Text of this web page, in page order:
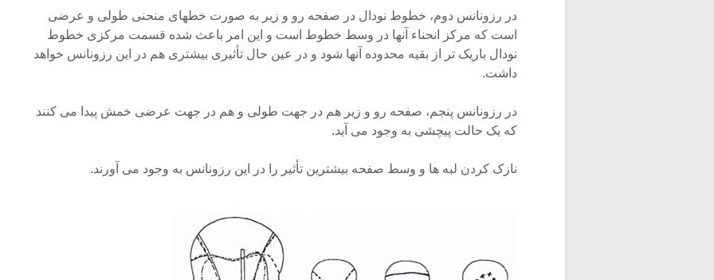
در رزونانس دوم، خطوط نودال در صفحه رو و زیر به صورت خطهای منحنی طولی و عرضی
است که مرکز انحناء آنها در وسط خطوط است و این امر باعث شده قسمت مرکزی خطوط
نودال باریک تر از بقیه محدوده آنها شود و در عین حال تأثیری بیشتری هم در این رزونانس خواهد
داشت.
در رزونانس پنجم، صفحه رو و زیر هم در جهت طولی و هم در جهت عرضی خمش پیدا می کنند
که یک حالت پیچشی به وجود می آید.
نازک کردن لبه ها و وسط صفحه بیشترین تأثیر را در این رزونانس به وجود می آورند.